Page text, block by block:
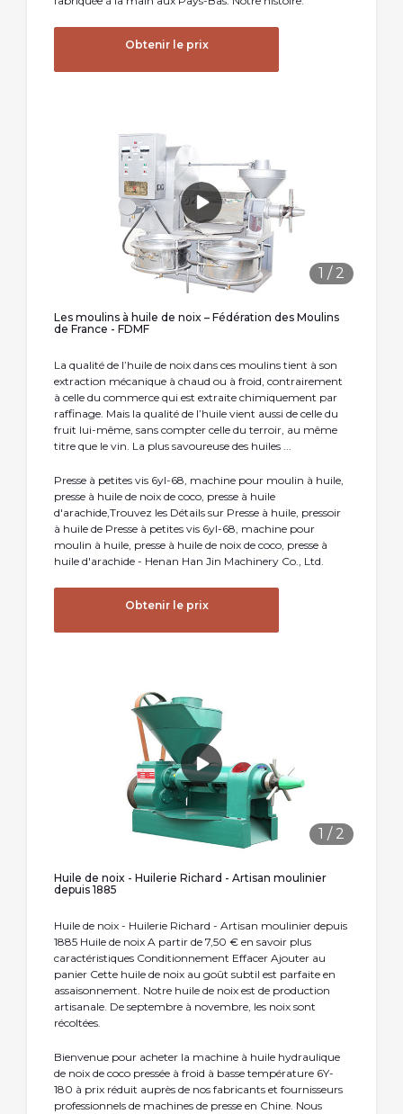
Obtenir le prix
1 / 2
Les moulins à huile de noix – Fédération des Moulins
de France - FDMF
La qualité de l’huile de noix dans ces moulins tient à son
extraction mécanique à chaud ou à froid, contrairement
à celle du commerce qui est extraite chimiquement par
raffinage. Mais la qualité de l’huile vient aussi de celle du
fruit lui-même, sans compter celle du terroir, au même
titre que le vin. La plus savoureuse des huiles ...
Presse à petites vis 6yl-68, machine pour moulin à huile,
presse à huile de noix de coco, presse à huile
d′arachide,Trouvez les Détails sur Presse à huile, pressoir
à huile de Presse à petites vis 6yl-68, machine pour
moulin à huile, presse à huile de noix de coco, presse à
huile d′arachide - Henan Han Jin Machinery Co., Ltd.
Obtenir le prix
1 / 2
Huile de noix - Huilerie Richard - Artisan moulinier
depuis 1885
Huile de noix - Huilerie Richard - Artisan moulinier depuis
1885 Huile de noix A partir de 7,50 € en savoir plus
caractéristiques Conditionnement Effacer Ajouter au
panier Cette huile de noix au goût subtil est parfaite en
assaisonnement. Notre huile de noix est de production
artisanale. De septembre à novembre, les noix sont
récoltées.
Bienvenue pour acheter la machine à huile hydraulique
de noix de coco pressée à froid à basse température 6Y-
180 à prix réduit auprès de nos fabricants et fournisseurs
professionnels de machines de presse en Chine. Nous